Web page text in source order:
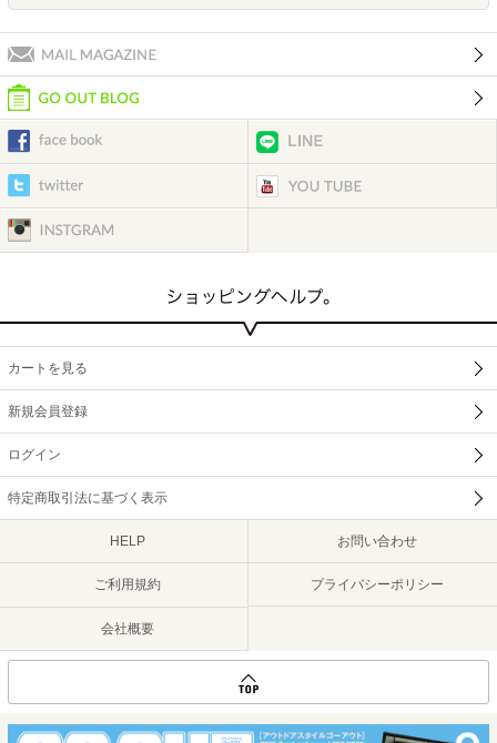
カートを見る
新規会員登録
ログイン
特定商取引法に基づく表示
HELP お問い合わせ
ご利用規約 プライバシーポリシー
会社概要